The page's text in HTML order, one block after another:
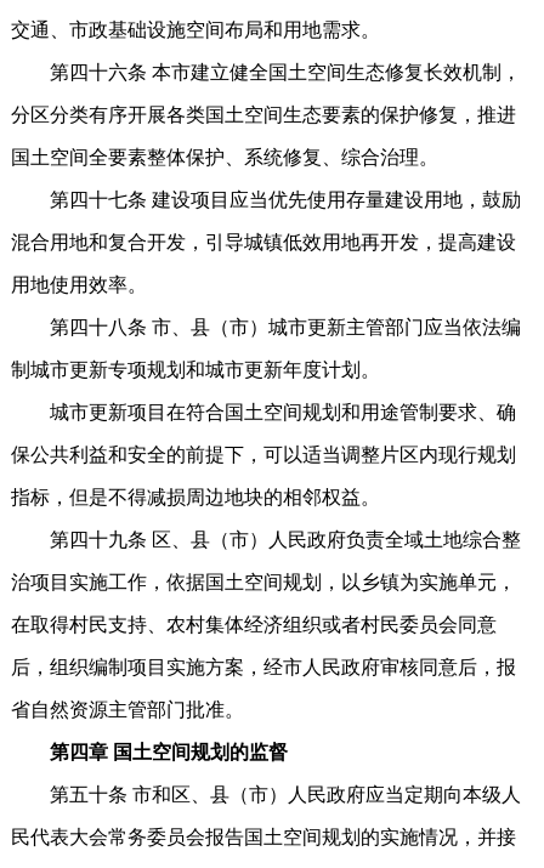
交通、市政基础设施空间布局和用地需求。
第四十六条 本市建立健全国土空间生态修复长效机制，
分区分类有序开展各类国土空间生态要素的保护修复，推进
国土空间全要素整体保护、系统修复、综合治理。
第四十七条 建设项目应当优先使用存量建设用地，鼓励
混合用地和复合开发，引导城镇低效用地再开发，提高建设
用地使用效率。
第四十八条 市、县（市）城市更新主管部门应当依法编
制城市更新专项规划和城市更新年度计划。
城市更新项目在符合国土空间规划和用途管制要求、确
保公共利益和安全的前提下，可以适当调整片区内现行规划
指标，但是不得减损周边地块的相邻权益。
第四十九条 区、县（市）人民政府负责全域土地综合整
治项目实施工作，依据国土空间规划，以乡镇为实施单元，
在取得村民支持、农村集体经济组织或者村民委员会同意
后，组织编制项目实施方案，经市人民政府审核同意后，报
省自然资源主管部门批准。
第四章 国土空间规划的监督
第五十条 市和区、县（市）人民政府应当定期向本级人
民代表大会常务委员会报告国土空间规划的实施情况，并接